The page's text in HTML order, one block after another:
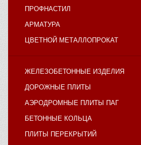
ПРОФНАСТИЛ
АРМАТУРА
ЦВЕТНОЙ МЕТАЛЛОПРОКАТ
ЖЕЛЕЗОБЕТОННЫЕ ИЗДЕЛИЯ
ДОРОЖНЫЕ ПЛИТЫ
АЭРОДРОМНЫЕ ПЛИТЫ ПАГ
БЕТОННЫЕ КОЛЬЦА
ПЛИТЫ ПЕРЕКРЫТИЙ